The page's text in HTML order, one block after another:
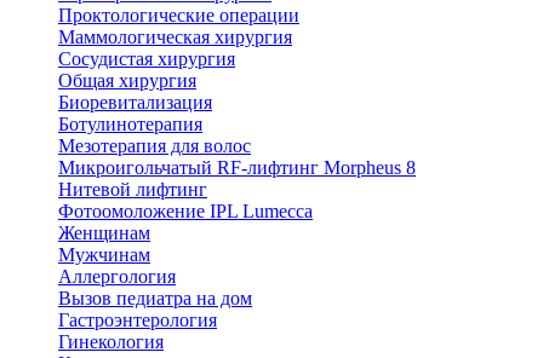
Проктологические операции
Маммологическая хирургия
Сосудистая хирургия
Общая хирургия
Биоревитализация
Ботулинотерапия
Мезотерапия для волос
Микроигольчатый RF-лифтинг Morpheus 8
Нитевой лифтинг
Фотоомоложение IPL Lumecca
Женщинам
Мужчинам
Аллергология
Вызов педиатра на дом
Гастроэнтерология
Гинекология